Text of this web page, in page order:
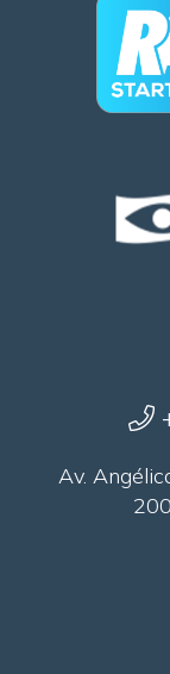
Av.